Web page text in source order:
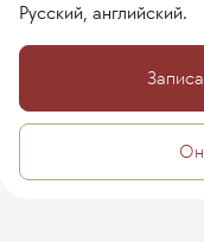
Русский, английский.